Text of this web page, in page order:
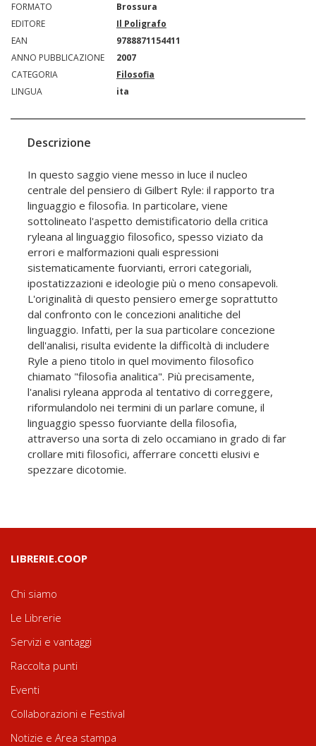
FORMATO
Brossura
EDITORE
Il Poligrafo
EAN
9788871154411
ANNO PUBBLICAZIONE
2007
CATEGORIA
Filosofia
LINGUA
ita
Descrizione
In questo saggio viene messo in luce il nucleo
centrale del pensiero di Gilbert Ryle: il rapporto tra
linguaggio e filosofia. In particolare, viene
sottolineato l'aspetto demistificatorio della critica
ryleana al linguaggio filosofico, spesso viziato da
errori e malformazioni quali espressioni
sistematicamente fuorvianti, errori categoriali,
ipostatizzazioni e ideologie più o meno consapevoli.
L'originalità di questo pensiero emerge soprattutto
dal confronto con le concezioni analitiche del
linguaggio. Infatti, per la sua particolare concezione
dell'analisi, risulta evidente la difficoltà di includere
Ryle a pieno titolo in quel movimento filosofico
chiamato "filosofia analitica". Più precisamente,
l'analisi ryleana approda al tentativo di correggere,
riformulandolo nei termini di un parlare comune, il
linguaggio spesso fuorviante della filosofia,
attraverso una sorta di zelo occamiano in grado di far
crollare miti filosofici, afferrare concetti elusivi e
spezzare dicotomie.
LIBRERIE.COOP
Chi siamo
Le Librerie
Servizi e vantaggi
Raccolta punti
Eventi
Collaborazioni e Festival
Notizie e Area stampa